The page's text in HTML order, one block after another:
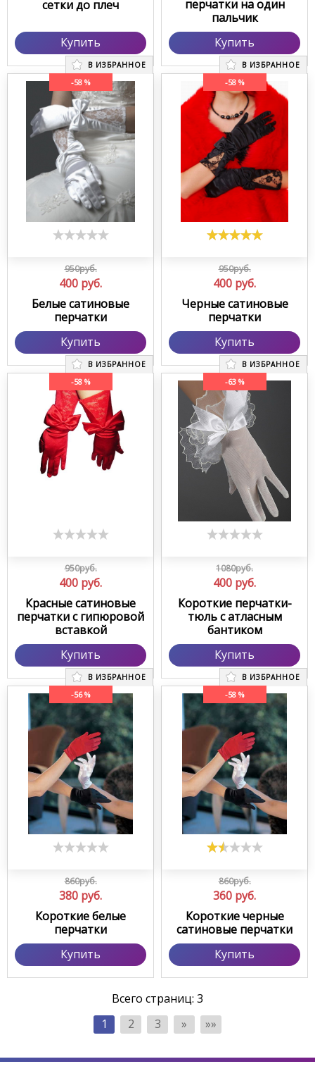
сетки до плеч
Купить
перчатки на один
пальчик
Купить
В ИЗБРАННОЕ
-58 %
950руб.
400 руб.
Белые сатиновые
перчатки
Купить
В ИЗБРАННОЕ
-58 %
950руб.
400 руб.
Черные сатиновые
перчатки
Купить
В ИЗБРАННОЕ
-58 %
950руб.
400 руб.
Красные сатиновые
перчатки с гипюровой
вставкой
Купить
В ИЗБРАННОЕ
-63 %
1080руб.
400 руб.
Короткие перчатки-
тюль с атласным
бантиком
Купить
В ИЗБРАННОЕ
-56 %
860руб.
380 руб.
Короткие белые
перчатки
Купить
В ИЗБРАННОЕ
-58 %
860руб.
360 руб.
Короткие черные
сатиновые перчатки
Купить
Всего страниц: 3
1
2 3 » »»